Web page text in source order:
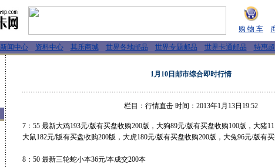
购 物 车
新闻中心 资料中心 其乐商城 世界各地邮品 世界专题邮品 世界卡通邮品 特惠
1月10日邮市综合即时行情
栏目：行情直击 时间：2013年1月13日19:52
7：55 最新大鸡193元/版有买盘收购200版，大狗89元/版有买盘收购100版，大猪
大鼠182元/版有买盘收购200版，大虎180元/版有买盘收购200版，大兔96元/版有
8：50 最新三轮蛇小本36元/本成交200本